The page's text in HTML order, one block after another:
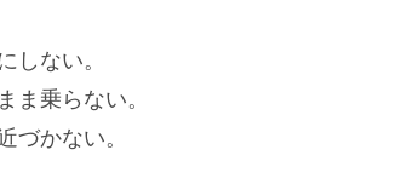
しない。
ま乗らない。
づかない。